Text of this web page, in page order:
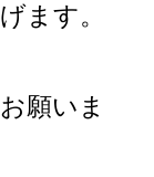
ます。
願いま